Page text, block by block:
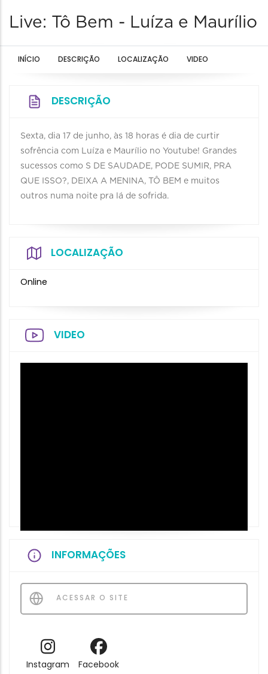
Live: Tô Bem - Luíza e Maurílio
INÍCIO DESCRIÇÃO LOCALIZAÇÃO VIDEO
DESCRIÇÃO
Sexta, dia 17 de junho, às 18 horas é dia de curtir
sofrência com Luíza e Maurílio no Youtube! Grandes
sucessos como S DE SAUDADE, PODE SUMIR, PRA
QUE ISSO?, DEIXA A MENINA, TÔ BEM e muitos
outros numa noite pra lá de sofrida.
LOCALIZAÇÃO
Online
VIDEO
INFORMAÇÕES
ACESSAR O SITE
Instagram Facebook